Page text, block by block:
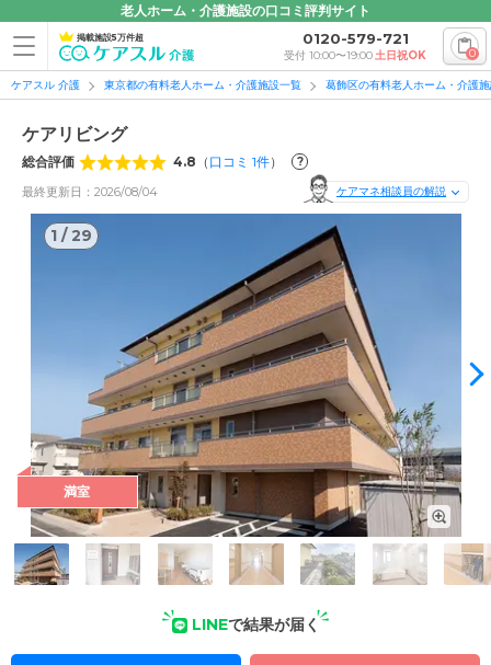
老人ホーム・介護施設の口コミ評判サイト
掲載施設5万件超 0120-579-721
受付 10:00〜19:00土日祝OK 0
ケアスル 介護 東京都の有料老人ホーム・介護施設一覧 葛飾区の有料老人ホーム・介護
ケアリビング
総合評価 4.8 （ 口コミ 1件） ?
最終更新日：2026/08/04 ケアマネ相談員の解説
1 /29
1/29
外観: 優しい色合いのおしゃれなサービス付き高齢者向け住宅
です。読書コーナーやガーデニングを楽しめる屋外エリアもご
満室
LINEで結果が届く